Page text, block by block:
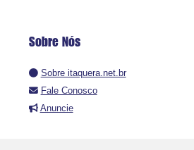
Sobre Nós
Sobre itaquera.net.br
Fale Conosco
Anuncie